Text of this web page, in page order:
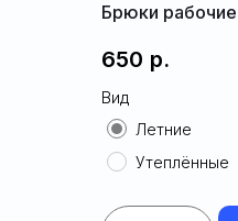
Брюки рабочие
650 р.
Вид
Летние
Утеплённые